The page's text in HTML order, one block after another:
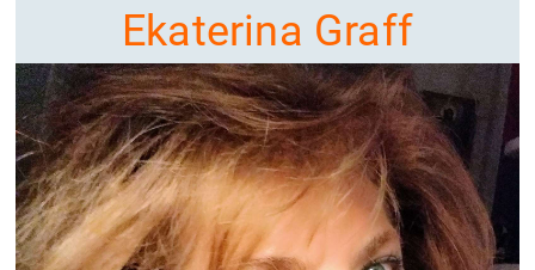
Ekaterina Graff